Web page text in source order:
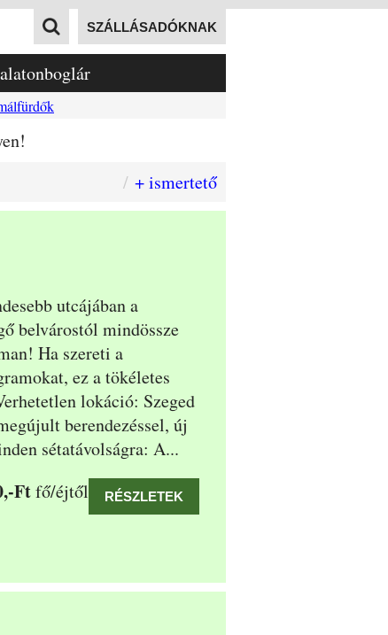
SZÁLLÁSADÓKNAK
+ ismertető
utcájában a
belvárostól mindössze
Ha szereti a
ez a tökéletes
lokáció: Szeged
berendezéssel, új
sétatávolságra: A...
Ftfő/éjtől RÉSZLETEK